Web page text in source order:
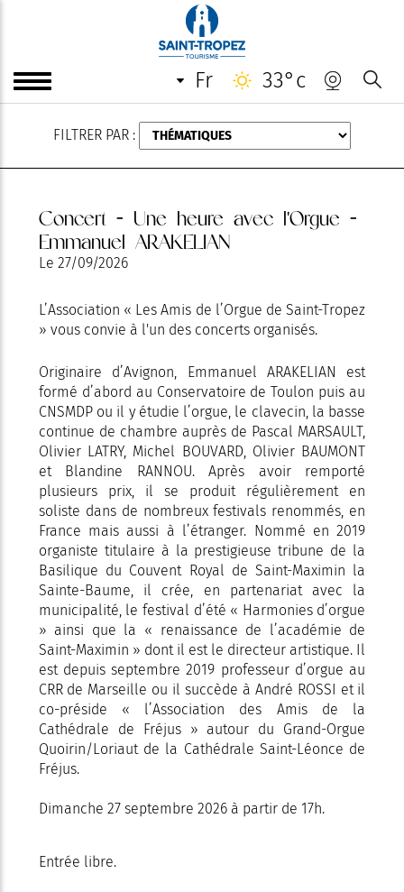
fr 33°c
FILTRER PAR :
Concert - Une heure avec l'Orgue -
Emmanuel ARAKELIAN
Le 27/09/2026
L’Association « Les Amis de l’Orgue de Saint-Tropez
» vous convie à l'un des concerts organisés.
Originaire d’Avignon, Emmanuel ARAKELIAN est
formé d’abord au Conservatoire de Toulon puis au
CNSMDP ou il y étudie l’orgue, le clavecin, la basse
continue de chambre auprès de Pascal MARSAULT,
Olivier LATRY, Michel BOUVARD, Olivier BAUMONT
et Blandine RANNOU. Après avoir remporté
plusieurs prix, il se produit régulièrement en
soliste dans de nombreux festivals renommés, en
France mais aussi à l’étranger. Nommé en 2019
organiste titulaire à la prestigieuse tribune de la
Basilique du Couvent Royal de Saint-Maximin la
Sainte-Baume, il crée, en partenariat avec la
municipalité, le festival d’été « Harmonies d’orgue
» ainsi que la « renaissance de l’académie de
Saint-Maximin » dont il est le directeur artistique. Il
est depuis septembre 2019 professeur d’orgue au
CRR de Marseille ou il succède à André ROSSI et il
co-préside « l’Association des Amis de la
Cathédrale de Fréjus » autour du Grand-Orgue
Quoirin/Loriaut de la Cathédrale Saint-Léonce de
Fréjus.
Dimanche 27 septembre 2026 à partir de 17h.
Entrée libre.